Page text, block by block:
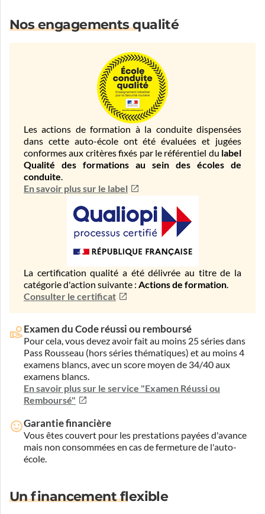
Nos engagements qualité
Les actions de formation à la conduite dispensées
dans cette auto-école ont été évaluées et jugées
conformes aux critères fixés par le référentiel du label
Qualité des formations au sein des écoles de
conduite.
En savoir plus sur le label
La certification qualité a été délivrée au titre de la
catégorie d'action suivante : Actions de formation.
Consulter le certificat
Examen du Code réussi ou remboursé
Pour cela, vous devez avoir fait au moins 25 séries dans
Pass Rousseau (hors séries thématiques) et au moins 4
examens blancs, avec un score moyen de 34/40 aux
examens blancs.
En savoir plus sur le service "Examen Réussi ou
Remboursé"
Garantie financière
Vous êtes couvert pour les prestations payées d'avance
mais non consommées en cas de fermeture de l'auto-
école.
Un financement flexible